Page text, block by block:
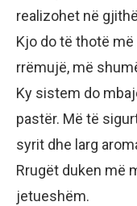
realizohet në
Kjo do të thotë
rrëmujë, më
Ky sistem do
pastër. Më të
syrit dhe larg
Rrugët duken më
jetueshëm.